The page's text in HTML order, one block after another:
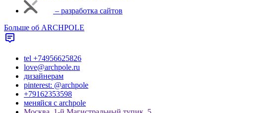
– разработка сайтов
Больше об ARCHPOLE
tel +74956625826
love@archpole.ru
дизайнерам
pinterest: @archpole
+79162353598
меняйся с аrchpole